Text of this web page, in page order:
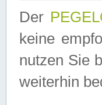
Der
keine
nutzen Sie
weiterhin